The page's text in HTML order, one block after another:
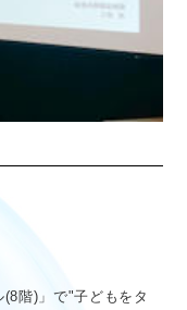
階)」で"子どもをタ